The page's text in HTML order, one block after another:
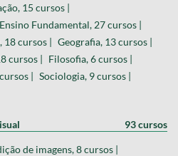
15 cursos |
Fundamental, 27 cursos |
18 cursos | Geografia, 13 cursos |
cursos | Filosofia, 6 cursos |
| Sociologia, 9 cursos |
93 cursos
de imagens, 8 cursos |